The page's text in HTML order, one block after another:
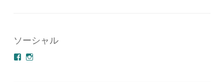
ソーシャル
azuminonoie
derakoubou